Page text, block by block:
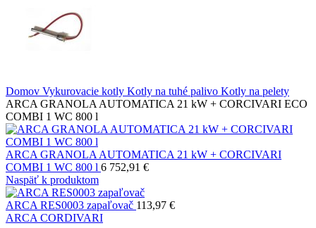
Domov Vykurovacie kotly Kotly na tuhé palivo Kotly na pelety
ARCA GRANOLA AUTOMATICA 21 kW + CORCIVARI ECO
COMBI 1 WC 800 l
ARCA GRANOLA AUTOMATICA 21 kW + CORCIVARI
COMBI 1 WC 800 l 6 752,91 €
Naspäť k produktom
ARCA RES0003 zapaľovač 113,97 €
ARCA CORDIVARI